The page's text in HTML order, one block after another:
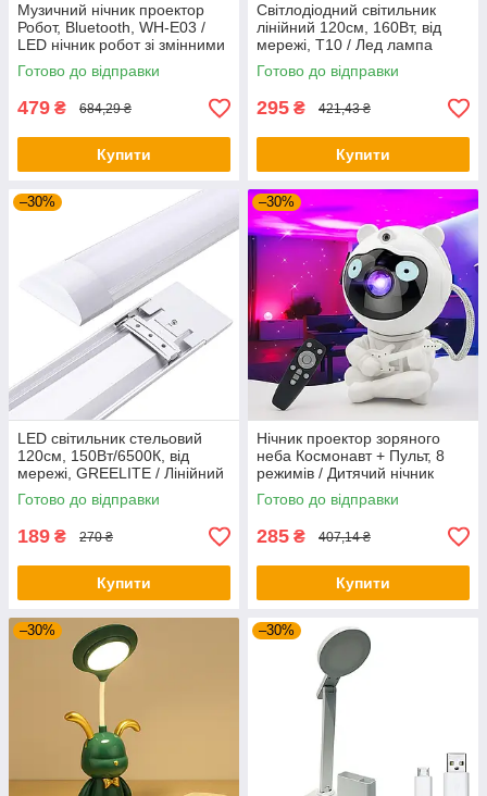
Музичний нічник проектор
Робот, Bluetooth, WH-E03 /
LED нічник робот зі змінними
слайдами / Дитячий нічник
Готово до відправки
479 ₴ 684,29 ₴
Купити
Світлодіодний світильник
лінійний 120см, 160Вт, від
мережі, T10 / Лед лампа
стельова / LED світильник
стельовий
Готово до відправки
295 ₴ 421,43 ₴
Купити
–30%
LED світильник стельовий
120см, 150Вт/6500К, від
мережі, GREELITE / Лінійний
світильник / Лед лампа
стельова
Готово до відправки
189 ₴ 270 ₴
Купити
–30%
Нічник проектор зоряного
неба Космонавт + Пульт, 8
режимів / Дитячий нічник
космонавт / Дитячий
світильник
Готово до відправки
285 ₴ 407,14 ₴
Купити
–30% –30%